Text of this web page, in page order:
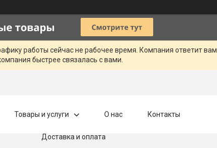
работы сейчас не рабочее время. Компания ответит
быстрее связалась с вами.
Товары и услуги О нас Контакты
Доставка и оплата